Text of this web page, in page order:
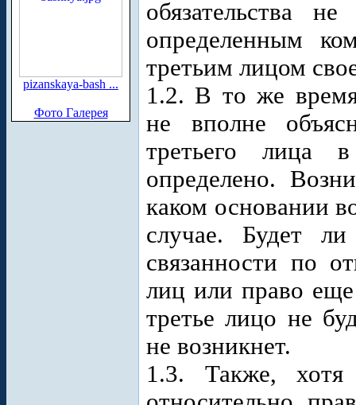
pizanskaya-bash ...
Фото Галерея
обязательства
определенным
третьим лицом
1.2. В то же время
не вполне
третьего лица
определено.
каком основании
случае. Будет
связанности по
лиц или право
третье лицо не
не возникнет.
1.3. Также,